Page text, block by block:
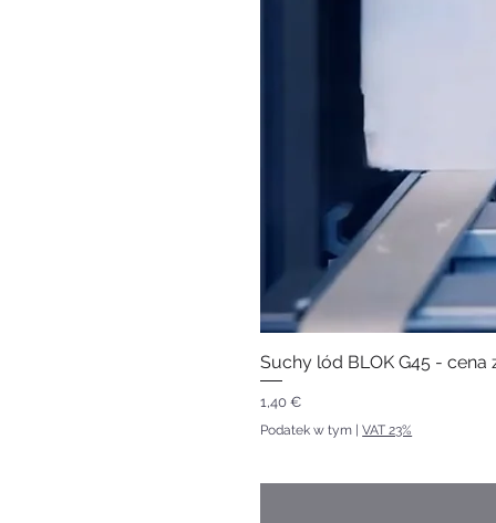
Suchy lód BLOK G45 - cena
Cena
1,40 €
Podatek w tym |VAT 23%